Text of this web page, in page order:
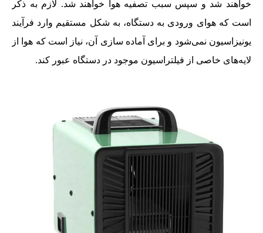
خواهند شد و سپس سبب تصفیه هوا خواهند شد. لازم به ذکر
است که هوای ورودی به دستگاه، به شکل مستقیم وارد فرآیند
یونیزاسیون نمی‌شود و برای آماده سازی آن، نیاز است که هوا از
لایه‌های خاصی از فیلتراسیون موجود در دستگاه عبور کند.